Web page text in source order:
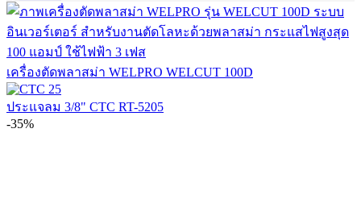
เครื่องตัดพลาสม่า WELPRO WELCUT 100D
ประแจลม 3/8" CTC RT-5205
-35%